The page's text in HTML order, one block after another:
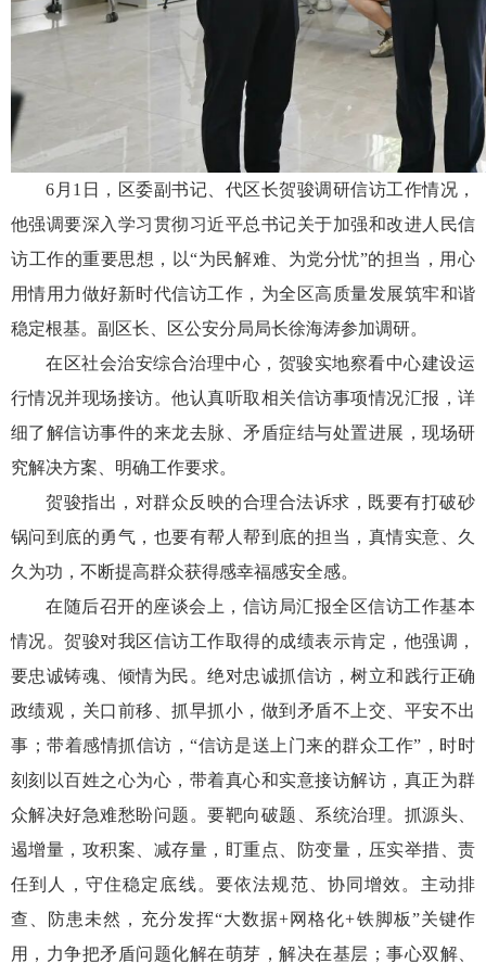
6月1日，区委副书记、代区长贺骏调研信访工作情况，
他强调要深入学习贯彻习近平总书记关于加强和改进人民信
访工作的重要思想，以“为民解难、为党分忧”的担当，用心
用情用力做好新时代信访工作，为全区高质量发展筑牢和谐
稳定根基。副区长、区公安分局局长徐海涛参加调研。
在区社会治安综合治理中心，贺骏实地察看中心建设运
行情况并现场接访。他认真听取相关信访事项情况汇报，详
细了解信访事件的来龙去脉、矛盾症结与处置进展，现场研
究解决方案、明确工作要求。
贺骏指出，对群众反映的合理合法诉求，既要有打破砂
锅问到底的勇气，也要有帮人帮到底的担当，真情实意、久
久为功，不断提高群众获得感幸福感安全感。
在随后召开的座谈会上，信访局汇报全区信访工作基本
情况。贺骏对我区信访工作取得的成绩表示肯定，他强调，
要忠诚铸魂、倾情为民。绝对忠诚抓信访，树立和践行正确
政绩观，关口前移、抓早抓小，做到矛盾不上交、平安不出
事；带着感情抓信访，“信访是送上门来的群众工作”，时时
刻刻以百姓之心为心，带着真心和实意接访解访，真正为群
众解决好急难愁盼问题。要靶向破题、系统治理。抓源头、
遏增量，攻积案、减存量，盯重点、防变量，压实举措、责
任到人，守住稳定底线。要依法规范、协同增效。主动排
查、防患未然，充分发挥“大数据+网格化+铁脚板”关键作
用，力争把矛盾问题化解在萌芽，解决在基层；事心双解、